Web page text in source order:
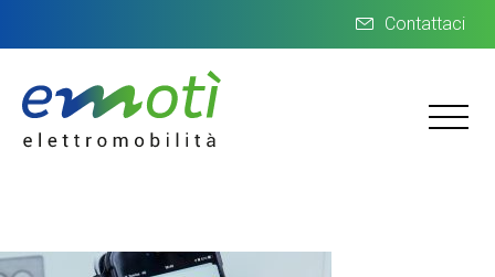
Contattaci